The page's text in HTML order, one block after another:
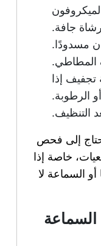
جافة.
مسدودًا.
المطاطي.
إذا
الرطوبة.
التنظيف.
إلى فحص
خاصة إذا
السماعة لا